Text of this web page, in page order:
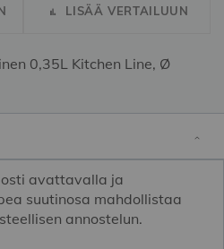
LISÄÄ VERTAILUUN
0,35L Kitchen Line, Ø
avattavalla ja
suutinosa mahdollistaa
annostelun.